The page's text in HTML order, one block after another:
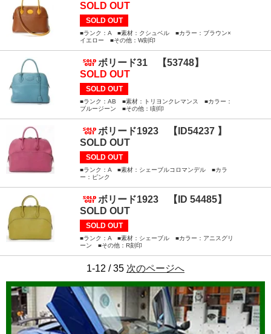
SOLD OUT
SOLD OUT
■ランク：A ■素材：クシュベル ■カラー：ブラウン×
イエロー ■その他：W刻印
ボリード31 【53748】
SOLD OUT
SOLD OUT
■ランク：AB ■素材：トリヨンクレマンス ■カラー：
ブルージーン ■その他：I刻印
ボリード1923 【ID54237 】
SOLD OUT
SOLD OUT
■ランク：A ■素材：シェーブルコロマンデル ■カラ
ー：ピンク
ボリード1923 【ID 54485】
SOLD OUT
SOLD OUT
■ランク：A ■素材：シェーブル ■カラー：アニスグリ
ーン ■その他：R刻印
1-12 / 35 次のページへ